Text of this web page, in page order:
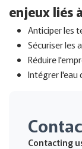
enjeux liés
Anticiper les
Sécuriser les
Réduire
Intégrer l'eau
Contacting